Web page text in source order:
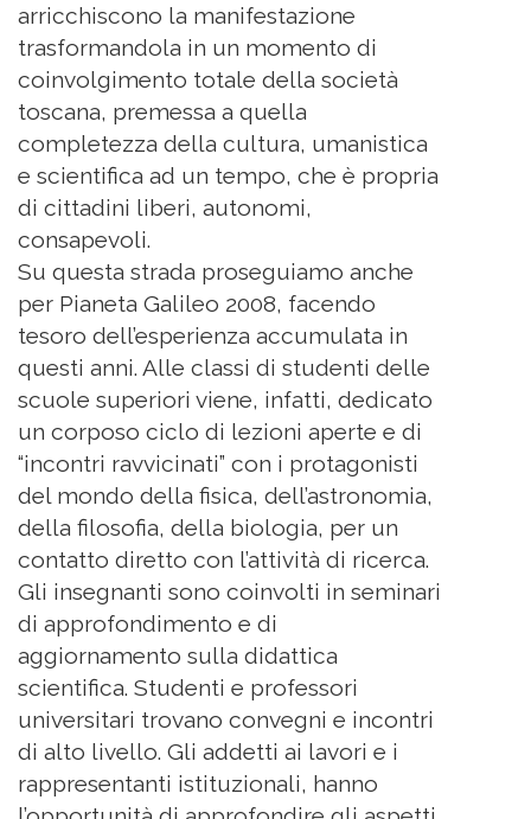
arricchiscono la manifestazione
trasformandola in un momento di
coinvolgimento totale della società
toscana, premessa a quella
completezza della cultura, umanistica
e scientifica ad un tempo, che è propria
di cittadini liberi, autonomi,
consapevoli.
Su questa strada proseguiamo anche
per Pianeta Galileo 2008, facendo
tesoro dell’esperienza accumulata in
questi anni. Alle classi di studenti delle
scuole superiori viene, infatti, dedicato
un corposo ciclo di lezioni aperte e di
“incontri ravvicinati” con i protagonisti
del mondo della fisica, dell’astronomia,
della filosofia, della biologia, per un
contatto diretto con l’attività di ricerca.
Gli insegnanti sono coinvolti in seminari
di approfondimento e di
aggiornamento sulla didattica
scientifica. Studenti e professori
universitari trovano convegni e incontri
di alto livello. Gli addetti ai lavori e i
rappresentanti istituzionali, hanno